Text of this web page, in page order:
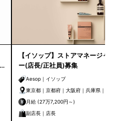
【イソップ】ストアマネージャ
ー(店長/正社員)募集
Aesop｜イソップ
東京都｜京都府｜大阪府｜兵庫県｜石
川県｜広島県
月給 (27万7,200円～)
副店長｜店長